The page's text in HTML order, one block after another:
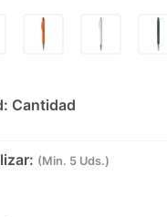
Cantidad
(Min. 5 Uds.)